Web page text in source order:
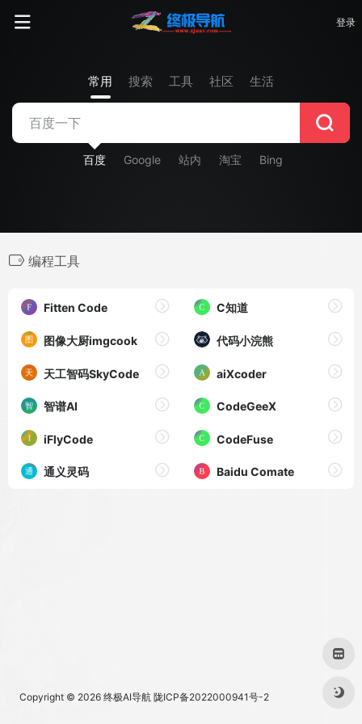
登录
常用 搜索 工具 社区 生活
百度 Google 站内 淘宝 Bing
编程工具
Fitten Code C知道
图像大厨imgcook 代码小浣熊
天工智码SkyCode aiXcoder
智谱AI CodeGeeX
iFlyCode CodeFuse
通义灵码 Baidu Comate
Copyright © 2026 终极AI导航 陇ICP备2022000941号-2